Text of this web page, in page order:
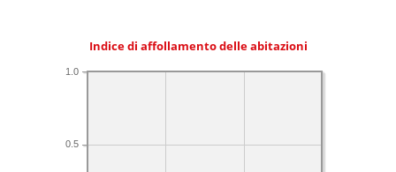
Indice di affollamento delle abitazioni
0.5
1.0